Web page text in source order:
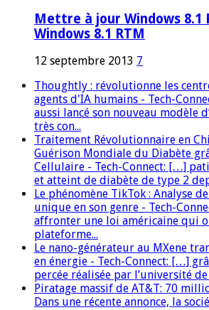
Mettre à jour Windows 8.1
Windows 8.1 RTM
12 septembre 2013 7
Thoughtly : révolutionne les
agents d'IA humains - Tech-
aussi lancé son nouveau modèle
très con...
Traitement Révolutionnaire en
Guérison Mondiale du Diabète
Cellulaire - Tech-Connect: […]
et atteint de diabète de type 2
Le phénomène TikTok : Analyse
unique en son genre - Tech-
affronter une loi américaine qui
plateforme...
Le nano-générateur au MXene
en énergie - Tech-Connect: […]
percée réalisée par l’université de
Piratage massif de AT&T: 70
Dans une récente annonce, la